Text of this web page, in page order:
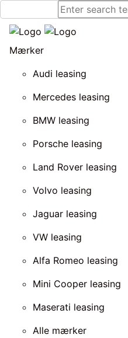
Mærker
Audi leasing
Mercedes leasing
BMW leasing
Porsche leasing
Land Rover leasing
Volvo leasing
Jaguar leasing
VW leasing
Alfa Romeo leasing
Mini Cooper leasing
Maserati leasing
Alle mærker